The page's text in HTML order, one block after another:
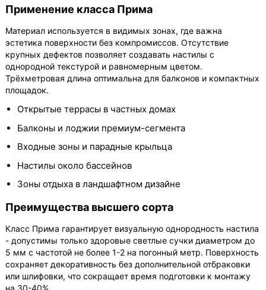
Применение класса Прима
Материал используется в видимых зонах, где важна
эстетика поверхности без компромиссов. Отсутствие
крупных дефектов позволяет создавать настилы с
однородной текстурой и равномерным цветом.
Трёхметровая длина оптимальна для балконов и компактных
площадок.
Открытые террасы в частных домах
Балконы и лоджии премиум-сегмента
Входные зоны и парадные крыльца
Настилы около бассейнов
Зоны отдыха в ландшафтном дизайне
Преимущества высшего сорта
Класс Прима гарантирует визуальную однородность настила
- допустимы только здоровые светлые сучки диаметром до
5 мм с частотой не более 1-2 на погонный метр. Поверхность
сохраняет декоративность без дополнительной отбраковки
или шлифовки, что сокращает время подготовки к монтажу